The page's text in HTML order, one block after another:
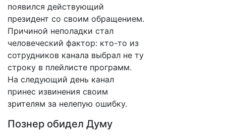
появился действующий
президент со своим обращением.
Причиной неполадки стал
человеческий фактор: кто-то из
сотрудников канала выбрал не ту
строку в плейлисте программ.
На следующий день канал
принес извинения своим
зрителям за нелепую ошибку.
Познер обидел Думу